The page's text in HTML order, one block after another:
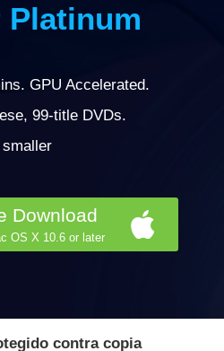
Platinum
GPU Accelerated.
99-title DVDs.
Download
OS X 10.6 or later
contra copia